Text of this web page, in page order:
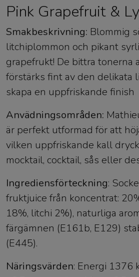
Pink Grapefruit &
Smakbeskrivning: Blommig
litchiplommon och pikant
grapefrukt! De bittra tonerna
förstärks fint av den delikata
skapa en uppfriskande finish
Anvädningsområden:
är perfekt utformad för att
vilken uppfriskande kall
mocktail, cocktail, sås eller
Ingrediensförteckning:
fruktjuice från koncentrat:
18%, litchi 2%), naturliga
färgämnen (E161b, E129)
(E445).
Näringsvärden: Energi 1376